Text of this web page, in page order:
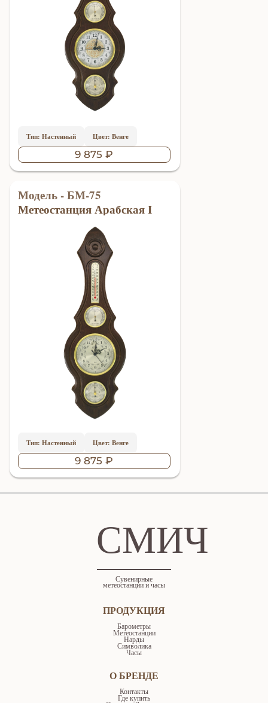
Тип: Настенный Цвет: Венге
9 875 ₽
Модель - БМ-75
Метеостанция Арабская I
Тип: Настенный Цвет: Венге
9 875 ₽
СМИЧ
Сувенирные
метеостанции и часы
ПРОДУКЦИЯ
Барометры
Метеостанции
Нарды
Символика
Часы
О БРЕНДЕ
Контакты
Где купить